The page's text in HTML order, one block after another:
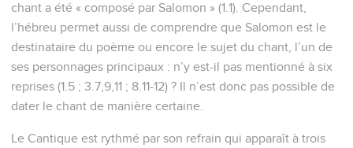
chant a été « composé par Salomon » (1.1). Cependant,
l’hébreu permet aussi de comprendre que Salomon est le
destinataire du poème ou encore le sujet du chant, l’un de
ses personnages principaux : n’y est-il pas mentionné à six
reprises (1.5 ; 3.7,9,11 ; 8.11-12) ? Il n’est donc pas possible de
dater le chant de manière certaine.
Le Cantique est rythmé par son refrain qui apparaît à trois